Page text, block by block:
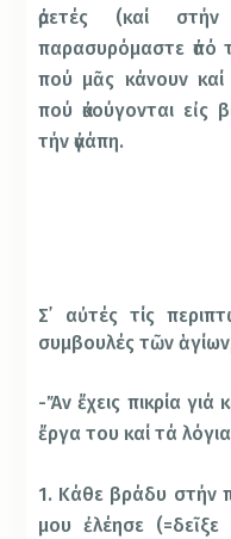
ἀρετές (καί
παρασυρόμαστε ἀπό
πού μᾶς κάνουν καί
πού ἀκούγονται εἰς
τήν ἀγάπη.
Σ᾿ αὐτές τίς
συμβουλές τῶν
-Ἄν ἔχεις πικρία
ἔργα του καί τά
1. Κάθε βράδυ στήν
μου ἐλέησε